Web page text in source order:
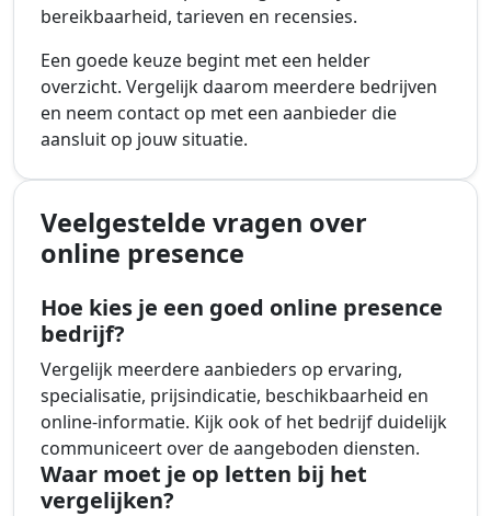
bereikbaarheid, tarieven en recensies.
Een goede keuze begint met een helder
overzicht. Vergelijk daarom meerdere bedrijven
en neem contact op met een aanbieder die
aansluit op jouw situatie.
Veelgestelde vragen over
online presence
Hoe kies je een goed online presence
bedrijf?
Vergelijk meerdere aanbieders op ervaring,
specialisatie, prijsindicatie, beschikbaarheid en
online-informatie. Kijk ook of het bedrijf duidelijk
communiceert over de aangeboden diensten.
Waar moet je op letten bij het
vergelijken?